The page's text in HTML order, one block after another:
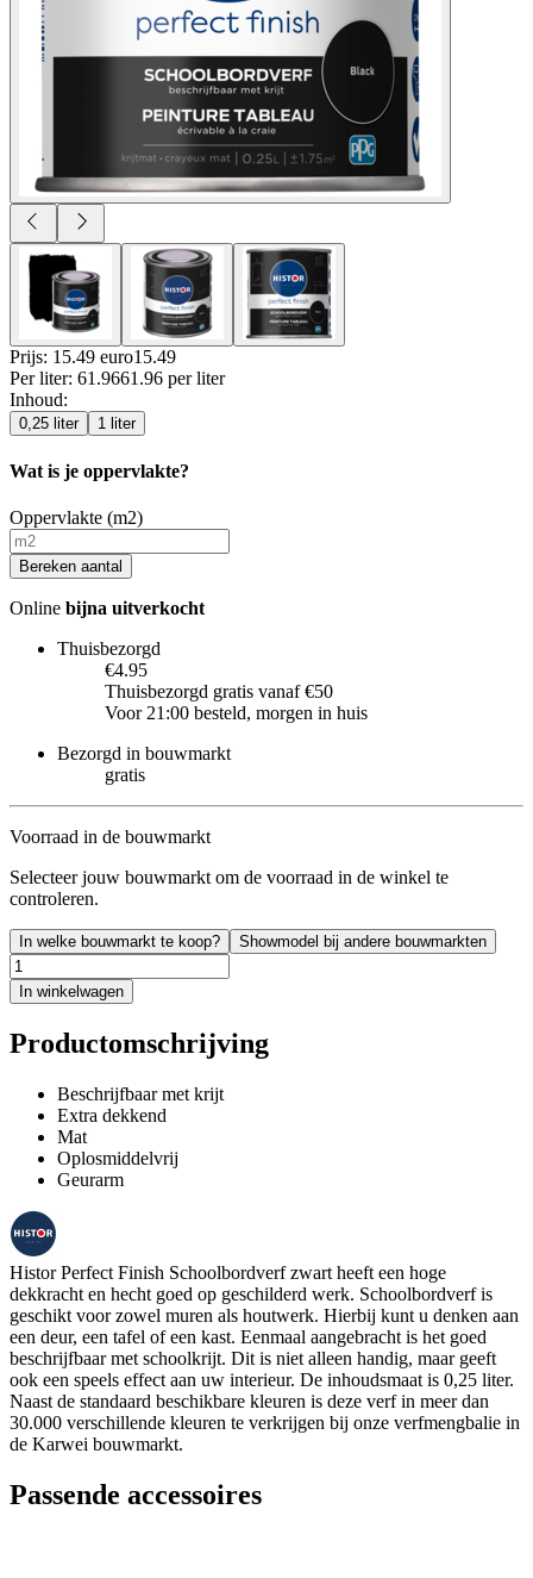
Prijs: 15.49 euro15.49
Per liter: 61.9661.96 per liter
Inhoud:
0,25 liter 1 liter
Wat is je oppervlakte?
Oppervlakte (m2)
Bereken aantal
Online bijna uitverkocht
Thuisbezorgd
€4.95
Thuisbezorgd gratis vanaf €50
Voor 21:00 besteld, morgen in huis
Bezorgd in bouwmarkt
gratis
Voorraad in de bouwmarkt
Selecteer jouw bouwmarkt om de voorraad in de winkel te
controleren.
In welke bouwmarkt te koop? Showmodel bij andere bouwmarkten
In winkelwagen
Productomschrijving
Beschrijfbaar met krijt
Extra dekkend
Mat
Oplosmiddelvrij
Geurarm
Histor Perfect Finish Schoolbordverf zwart heeft een hoge
dekkracht en hecht goed op geschilderd werk. Schoolbordverf is
geschikt voor zowel muren als houtwerk. Hierbij kunt u denken aan
een deur, een tafel of een kast. Eenmaal aangebracht is het goed
beschrijfbaar met schoolkrijt. Dit is niet alleen handig, maar geeft
ook een speels effect aan uw interieur. De inhoudsmaat is 0,25 liter.
Naast de standaard beschikbare kleuren is deze verf in meer dan
30.000 verschillende kleuren te verkrijgen bij onze verfmengbalie in
de Karwei bouwmarkt.
Passende accessoires